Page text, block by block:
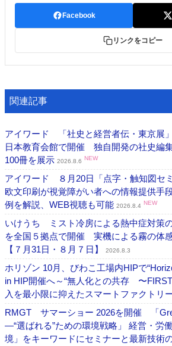
Facebook
リンクをコピー
関連記事
アイワード 「社史と経営者伝・東京展
日本教育会館で開催 独自開発の社史編
100冊を展示 2026.8.6 NEW
アイワード ８月20日「点字・触知図セ
欧文印刷が視覚障がい者への情報提供手
例を解説、WEB視聴も可能 2026.8.4 NEW
いけうち ミスト冷房による熱中症対策の
を全国５拠点で開催 実機による霧の体
【７月31日・８月７日】
2026.8.3
ホリゾン 10月、びわこ工場内HIPで
in HIP開催へ～“無人化との共存 〜
入を最小限に抑えたスマートファクトリ
RMGT サマーショー 2026を開催 「
―“選ばれる”ための環境戦略」 経営・労
境」をキーワードにセミナーと最新技術